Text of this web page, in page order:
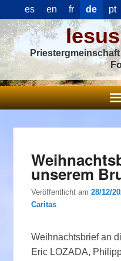
es en fr de pt
unserem
Veröffentlicht am28/12/
Caritas
Weihnachtsbrief an
Eric LOZADA,